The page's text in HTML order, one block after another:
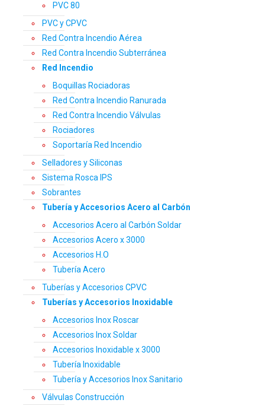
PVC 80
PVC y CPVC
Red Contra Incendio Aérea
Red Contra Incendio Subterránea
Red Incendio
Boquillas Rociadoras
Red Contra Incendio Ranurada
Red Contra Incendio Válvulas
Rociadores
Soportaría Red Incendio
Selladores y Siliconas
Sistema Rosca IPS
Sobrantes
Tubería y Accesorios Acero al Carbón
Accesorios Acero al Carbón Soldar
Accesorios Acero x 3000
Accesorios H.O
Tubería Acero
Tuberías y Accesorios CPVC
Tuberías y Accesorios Inoxidable
Accesorios Inox Roscar
Accesorios Inox Soldar
Accesorios Inoxidable x 3000
Tubería Inoxidable
Tubería y Accesorios Inox Sanitario
Válvulas Construcción